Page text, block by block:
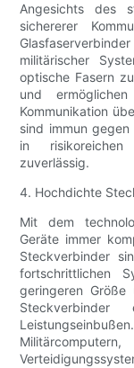
Angesichts des
sichererer
militärischer
optische Fasern
und
Kommunikation
sind immun
in risikoreichen
zuverlässig.
4. Hochdichte
Mit dem
Geräte immer
Steckverbinder
fortschrittlichen
geringeren